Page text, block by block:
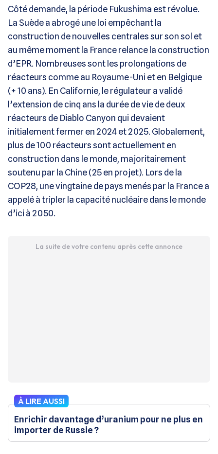
Côté demande, la période Fukushima est révolue.
La Suède a abrogé une loi empêchant la
construction de nouvelles centrales sur son sol et
au même moment la France relance la construction
d’EPR. Nombreuses sont les prolongations de
réacteurs comme au Royaume-Uni et en Belgique
(+ 10 ans). En Californie, le régulateur a validé
l’extension de cinq ans la durée de vie de deux
réacteurs de Diablo Canyon qui devaient
initialement fermer en 2024 et 2025. Globalement,
plus de 100 réacteurs sont actuellement en
construction dans le monde, majoritairement
soutenu par la Chine (25 en projet). Lors de la
COP28, une vingtaine de pays menés par la France a
appelé à tripler la capacité nucléaire dans le monde
d’ici à 2050.
La suite de votre contenu après cette annonce
À LIRE AUSSI
Enrichir davantage d’uranium pour ne plus en
importer de Russie ?